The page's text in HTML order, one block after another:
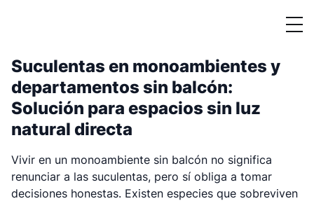
Suculentas en monoambientes y
departamentos sin balcón:
Solución para espacios sin luz
natural directa
Vivir en un monoambiente sin balcón no significa
renunciar a las suculentas, pero sí obliga a tomar
decisiones honestas. Existen especies que sobreviven